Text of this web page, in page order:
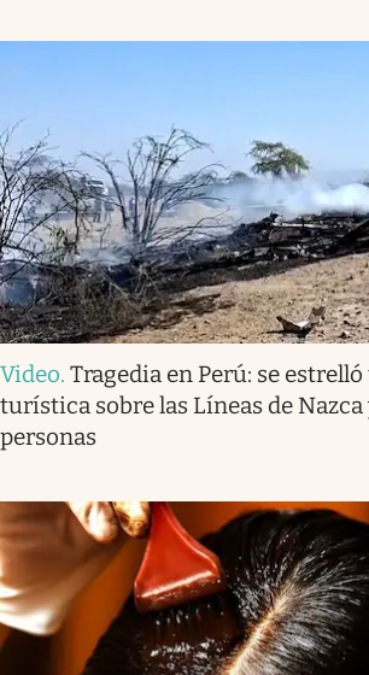
Video. Tragedia en Perú: se
turística sobre las Líneas de
personas